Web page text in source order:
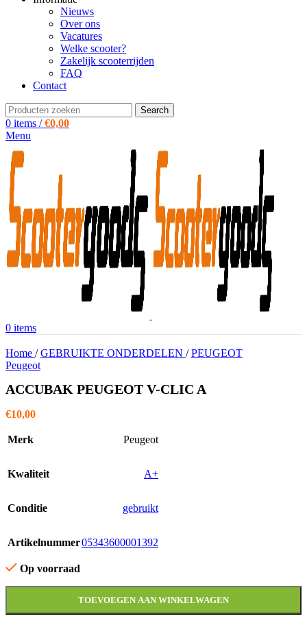
Nieuws
Over ons
Vacatures
Welke scooter?
Zakelijk scooterrijden
FAQ
Contact
Search
0 items / €0,00
Menu
0 items
Home / GEBRUIKTE ONDERDELEN / PEUGEOT
Peugeot
ACCUBAK PEUGEOT V-CLIC A
€10,00
Merk Peugeot
Kwaliteit A+
Conditie gebruikt
Artikelnummer05343600001392
Op voorraad
TOEVOEGEN AAN WINKELWAGEN